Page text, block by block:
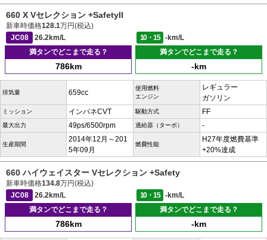
660 X Vセレクション +SafetyII
新車時価格128.1万円(税込)
JC08
26.2km/L 10・15
-km/L
満タンでどこまで走る？
786km
満タンでどこまで走る？
-km
排気量 659cc
使用燃料
エンジン
レギュラー
ガソリン
ミッション インパネCVT 駆動方式 FF
最大出力 49ps/6500rpm 過給器（ターボ） -
生産期間
2014年12月～201
5年09月
燃費性能
H27年度燃費基準
+20%達成
660 ハイウェイスター Vセレクション +Safety
新車時価格134.8万円(税込)
JC08
26.2km/L 10・15
-km/L
満タンでどこまで走る？
786km
満タンでどこまで走る？
-km